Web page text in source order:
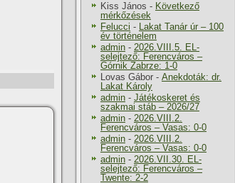
Kiss János - Következő
mérkőzések
Felucci - Lakat Tanár úr – 100
év történelem
admin - 2026.VIII.5. EL-
selejtező: Ferencváros –
Górnik Zabrze: 1-0
Lovas Gábor - Anekdoták: dr.
Lakat Károly
admin - Játékoskeret és
szakmai stáb – 2026/27
admin - 2026.VIII.2.
Ferencváros – Vasas: 0-0
admin - 2026.VIII.2.
Ferencváros – Vasas: 0-0
admin - 2026.VII.30. EL-
selejtező: Ferencváros –
Twente: 2-2